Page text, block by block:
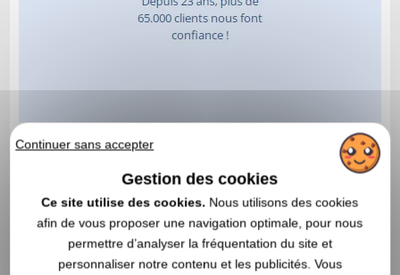
Continuer sans accepter
Gestion des cookies
Ce site utilise des cookies. Nous utilisons des cookies
afin de vous proposer une navigation optimale, pour nous
permettre d’analyser la fréquentation du site et
personnaliser notre contenu et les publicités. Vous